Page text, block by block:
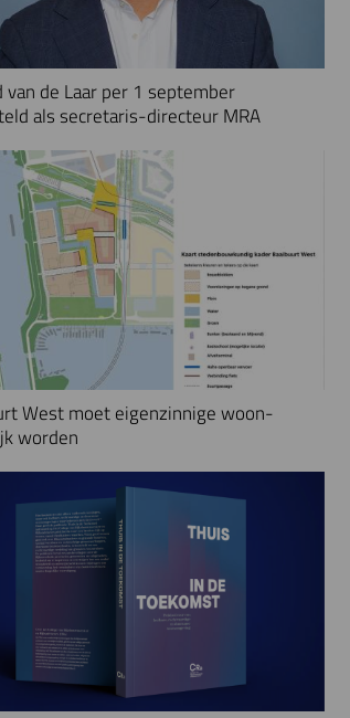
van de Laar per 1 september
als secretaris-directeur MRA
West moet eigenzinnige woon-
worden